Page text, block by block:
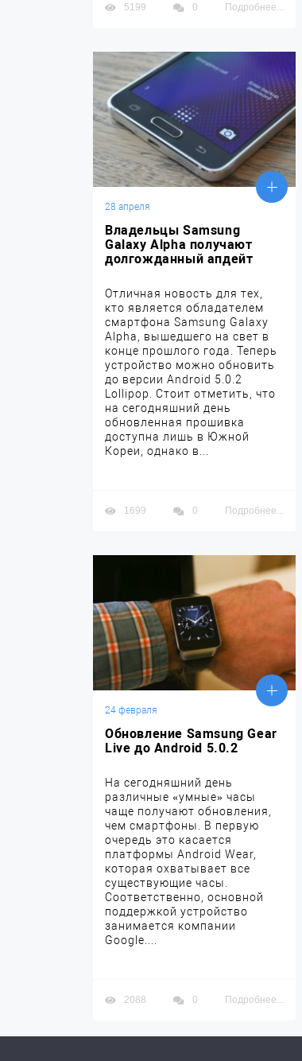
5199 0 Подробнее...
28 апреля
Владельцы Samsung
Galaxy Alpha получают
долгожданный апдейт
Отличная новость для тех,
кто является обладателем
смартфона Samsung Galaxy
Alpha, вышедшего на свет в
конце прошлого года. Теперь
устройство можно обновить
до версии Android 5.0.2
Lollipop. Стоит отметить, что
на сегодняшний день
обновленная прошивка
доступна лишь в Южной
Кореи, однако в...
1699 0 Подробнее...
24 февраля
Обновление Samsung Gear
Live до Android 5.0.2
На сегодняшний день
различные «умные» часы
чаще получают обновления,
чем смартфоны. В первую
очередь это касается
платформы Android Wear,
которая охватывает все
существующие часы.
Соответственно, основной
поддержкой устройство
занимается компании
Google....
2088 0 Подробнее...